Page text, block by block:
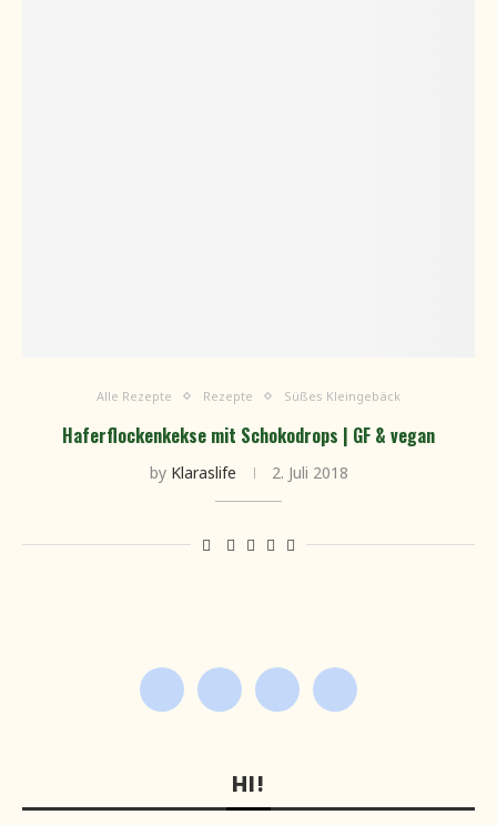
Alle Rezepte Rezepte Süßes Kleingebäck
Haferflockenkekse mit Schokodrops | GF & vegan
by Klaraslife 2. Juli 2018
HI!